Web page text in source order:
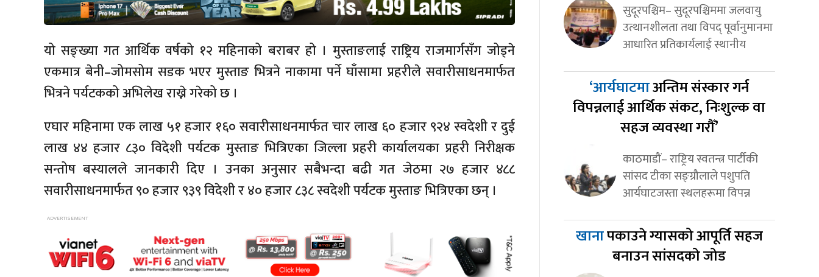
यो सङ्ख्या गत आर्थिक वर्षको १२ महिनाको बराबर हो । मुस्ताङलाई राष्ट्रिय राजमार्गसँग जोड्ने
एकमात्र बेनी–जोमसोम सडक भएर मुस्ताङ भित्रने नाकामा पर्ने घाँसामा प्रहरीले सवारीसाधनमार्फत
भित्रने पर्यटकको अभिलेख राख्ने गरेको छ ।
एघार महिनामा एक लाख ५१ हजार १६० सवारीसाधनमार्फत चार लाख ६० हजार ९२४ स्वदेशी र दुई
लाख ४४ हजार ८३० विदेशी पर्यटक मुस्ताङ भित्रिएका जिल्ला प्रहरी कार्यालयका प्रहरी निरीक्षक
सन्तोष बस्यालले जानकारी दिए । उनका अनुसार सबैभन्दा बढी गत जेठमा २७ हजार ४८८
सवारीसाधनमार्फत ९० हजार ९३९ विदेशी र ४० हजार ८३८ स्वदेशी पर्यटक मुस्ताङ भित्रिएका छन् ।
सुदूरपश्चिम– सुदूरपश्चिममा जलवायु
उत्थानशीलता तथा विपद् पूर्वानुमानमा
आधारित प्रतिकार्यलाई स्थानीय
‘आर्यघाटमाअन्तिम संस्कार गर्न
विपन्नलाई आर्थिक संकट, निःशुल्क वा
सहज व्यवस्था गरौँ’
काठमाडौं– राष्ट्रिय स्वतन्त्र पार्टीकी
सांसद टीका सङ्ग्रौलाले पशुपति
आर्यघाटजस्ता स्थलहरूमा विपन्न
खानापकाउने ग्यासको आपूर्ति सहज
बनाउन सांसदको जोड